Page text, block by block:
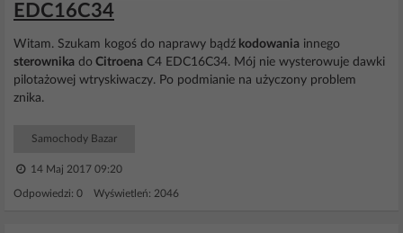
EDC16C34
Witam. Szukam kogoś do naprawy bądź kodowania innego
sterownika do Citroena C4 EDC16C34. Mój nie wysterowuje dawki
pilotażowej wtryskiwaczy. Po podmianie na użyczony problem
znika.
Samochody Bazar
14 Maj 2017 09:20
Odpowiedzi: 0 Wyświetleń: 2046